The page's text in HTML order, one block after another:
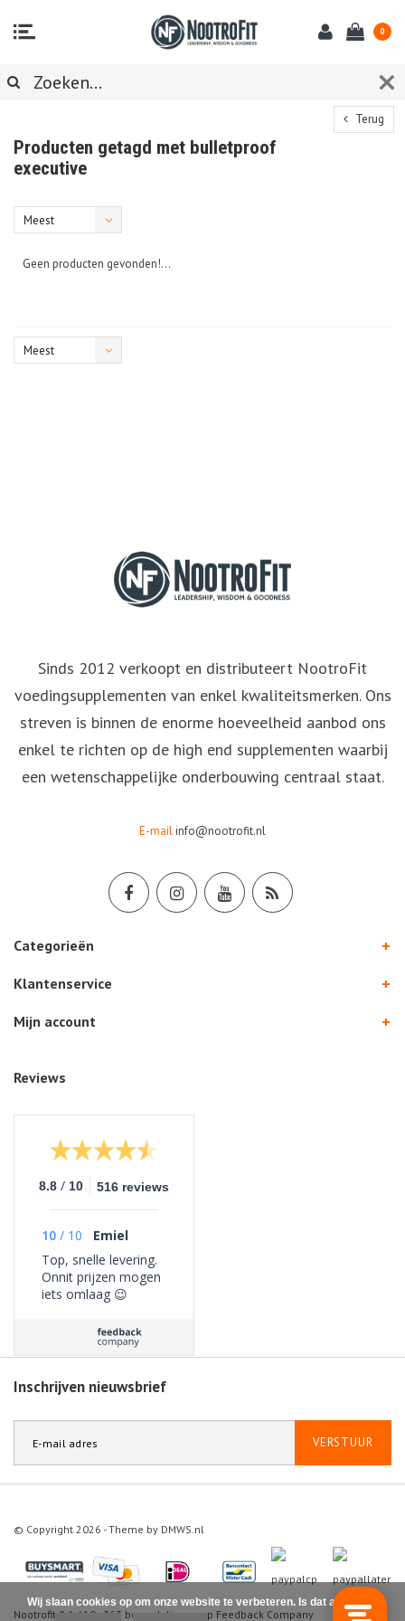
0
Terug
Producten getagd met bulletproof
executive
Meest
Geen producten gevonden!...
Meest
Sinds 2012 verkoopt en distributeert NootroFit
voedingsupplementen van enkel kwaliteitsmerken. Ons
streven is binnen de enorme hoeveelheid aanbod ons
enkel te richten op de high end supplementen waarbij
een wetenschappelijke onderbouwing centraal staat.
E-mailinfo@nootrofit.nl
Categorieën
Klantenservice
Mijn account
Reviews
8.8 / 10 516 reviews
10 / 10
Emiel
Top, snelle levering.
Onnit prijzen mogen
iets omlaag 😉
Inschrijven nieuwsbrief
VERSTUUR
© Copyright 2026 - Theme by DMWS.nl
Nootrofit 9.1 / 10 363 beoordelingen op Feedback Company
Wij slaan cookies op om onze website te verbeteren. Is dat akkoord?